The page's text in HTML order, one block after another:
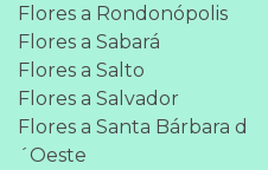
Flores a Rondonópolis
Flores a Sabará
Flores a Salto
Flores a Salvador
Flores a Santa Bárbara d
´Oeste